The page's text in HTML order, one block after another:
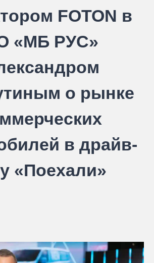
FOTON в
«МБ РУС»
о рынке
в драйв-
«Поехали»